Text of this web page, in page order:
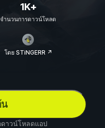
1K+
จำนวนการดาวน์โหลด
โดย STiNGERR ↗
น
ดาวน์โหลดแอป